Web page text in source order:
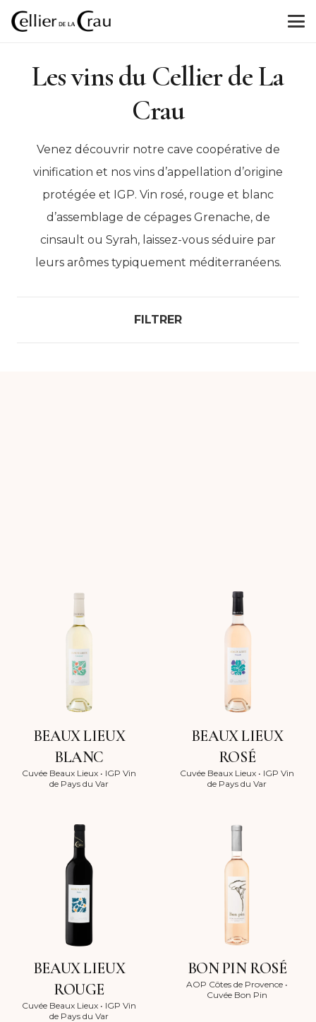
Les vins du Cellier de La
Crau
Venez découvrir notre cave coopérative de
vinification et nos vins d’appellation d’origine
protégée et IGP. Vin rosé, rouge et blanc
d’assemblage de cépages Grenache, de
cinsault ou Syrah, laissez-vous séduire par
leurs arômes typiquement méditerranéens.
FILTRER
BEAUX LIEUX
BLANC
Cuvée Beaux Lieux • IGP Vin
de Pays du Var
BEAUX LIEUX
ROSÉ
Cuvée Beaux Lieux • IGP Vin
de Pays du Var
BEAUX LIEUX
ROUGE
Cuvée Beaux Lieux • IGP Vin
de Pays du Var
BON PIN ROSÉ
AOP Côtes de Provence •
Cuvée Bon Pin